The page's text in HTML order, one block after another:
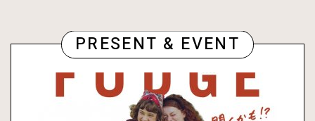
PRESENT & EVENT